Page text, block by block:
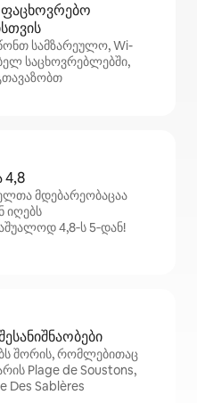
სამზარეულო, Wi-
საცხოვრებლებში,
4,8
მდებარეობაცაა
იღებს
4,8‑ს 5‑დან!
შორის, რომლებითაც
Plage de Soustons,
Des Sablères